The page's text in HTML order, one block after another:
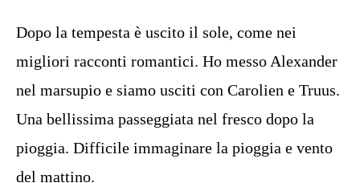
Dopo la tempesta è uscito il sole, come nei
migliori racconti romantici. Ho messo Alexander
nel marsupio e siamo usciti con Carolien e Truus.
Una bellissima passeggiata nel fresco dopo la
pioggia. Difficile immaginare la pioggia e vento
del mattino.